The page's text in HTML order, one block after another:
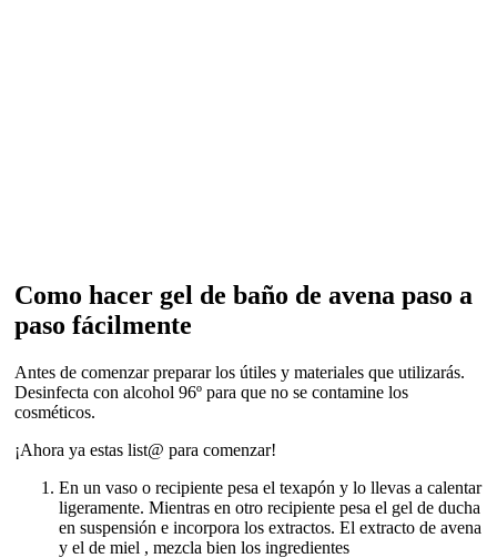
Como hacer gel de baño de avena paso a
paso fácilmente
Antes de comenzar preparar los útiles y materiales que utilizarás.
Desinfecta con alcohol 96º para que no se contamine los
cosméticos.
¡Ahora ya estas list@ para comenzar!
En un vaso o recipiente pesa el texapón y lo llevas a calentar
ligeramente. Mientras en otro recipiente pesa el gel de ducha
en suspensión e incorpora los extractos. El extracto de avena
y el de miel , mezcla bien los ingredientes